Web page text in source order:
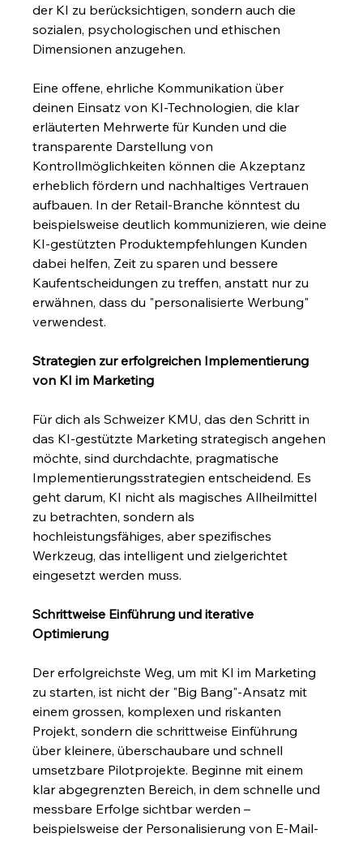
der KI zu berücksichtigen, sondern auch die
sozialen, psychologischen und ethischen
Dimensionen anzugehen.
Eine offene, ehrliche Kommunikation über
deinen Einsatz von KI-Technologien, die klar
erläuterten Mehrwerte für Kunden und die
transparente Darstellung von
Kontrollmöglichkeiten können die Akzeptanz
erheblich fördern und nachhaltiges Vertrauen
aufbauen. In der Retail-Branche könntest du
beispielsweise deutlich kommunizieren, wie deine
KI-gestützten Produktempfehlungen Kunden
dabei helfen, Zeit zu sparen und bessere
Kaufentscheidungen zu treffen, anstatt nur zu
erwähnen, dass du "personalisierte Werbung"
verwendest.
Strategien zur erfolgreichen Implementierung
von KI im Marketing
Für dich als Schweizer KMU, das den Schritt in
das KI-gestützte Marketing strategisch angehen
möchte, sind durchdachte, pragmatische
Implementierungsstrategien entscheidend. Es
geht darum, KI nicht als magisches Allheilmittel
zu betrachten, sondern als
hochleistungsfähiges, aber spezifisches
Werkzeug, das intelligent und zielgerichtet
eingesetzt werden muss.
Schrittweise Einführung und iterative
Optimierung
Der erfolgreichste Weg, um mit KI im Marketing
zu starten, ist nicht der "Big Bang"-Ansatz mit
einem grossen, komplexen und riskanten
Projekt, sondern die schrittweise Einführung
über kleinere, überschaubare und schnell
umsetzbare Pilotprojekte. Beginne mit einem
klar abgegrenzten Bereich, in dem schnelle und
messbare Erfolge sichtbar werden –
beispielsweise der Personalisierung von E-Mail-